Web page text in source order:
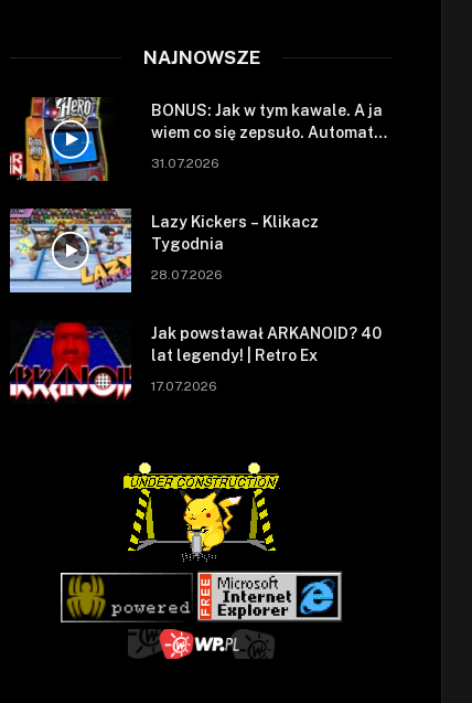
NAJNOWSZE
BONUS: Jak w tym kawale. A ja
wiem co się zepsuło. Automat
się zepsuł.
31.07.2026
Lazy Kickers – Klikacz
Tygodnia
28.07.2026
Jak powstawał ARKANOID? 40
lat legendy! | Retro Ex
17.07.2026